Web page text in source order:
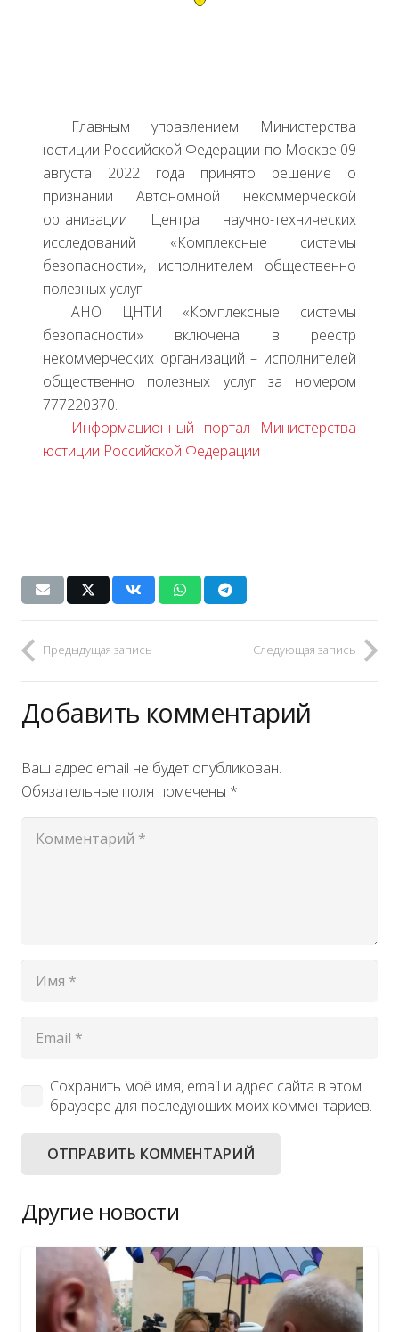
Главным управлением Министерства
юстиции Российской Федерации по Москве 09
августа 2022 года принято решение о
признании Автономной некоммерческой
организации Центра научно-технических
исследований «Комплексные системы
безопасности», исполнителем общественно
полезных услуг.
АНО ЦНТИ «Комплексные системы
безопасности» включена в реестр
некоммерческих организаций – исполнителей
общественно полезных услуг за номером
777220370.
Информационный портал Министерства
юстиции Российской Федерации
Предыдущая запись Следующая запись
Добавить комментарий
Ваш адрес email не будет опубликован.
Обязательные поля помечены *
Сохранить моё имя, email и адрес сайта в этом
браузере для последующих моих комментариев.
ОТПРАВИТЬ КОММЕНТАРИЙ
Другие новости